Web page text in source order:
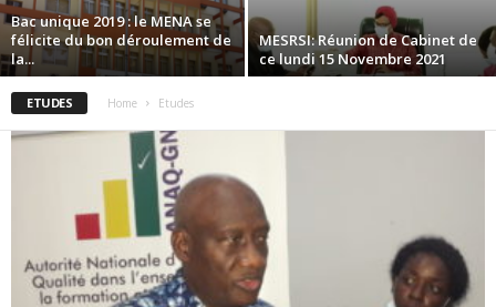
Bac unique 2019 : le MENA se
félicite du bon déroulement de
la...
MESRSI: Réunion de Cabinet de
ce lundi 15 Novembre 2021
ETUDES Home Etudes